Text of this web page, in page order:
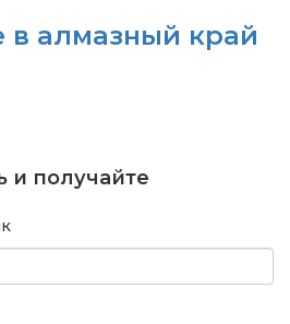
в алмазный край
и получайте